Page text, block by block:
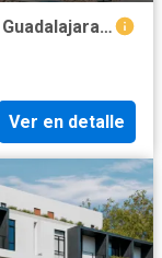
Departamento en venta en La Perla, Guadalajara, Jalisco
Ver en detalle